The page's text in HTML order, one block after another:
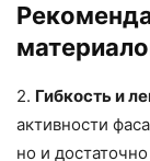
2. Гибкость и
активности
но и